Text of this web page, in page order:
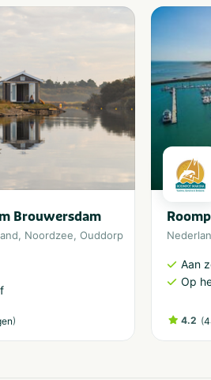
Brouwersdam
, Noordzee, Ouddorp
)
Aan
Op
4.2 (